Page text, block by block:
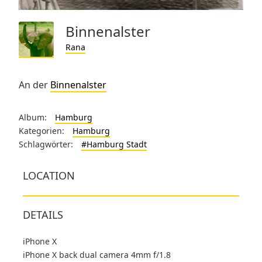
Binnenalster
Rana
An der Binnenalster
Album:
Hamburg
Kategorien:
Hamburg
Schlagwörter:
#Hamburg Stadt
LOCATION
DETAILS
iPhone X
iPhone X back dual camera 4mm f/1.8